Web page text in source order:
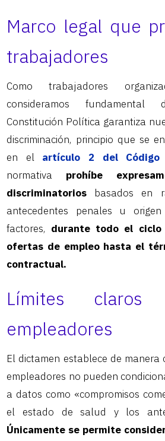
Marco legal que
trabajadores
Como trabajadores
consideramos
Constitución Política garantiza
discriminación, principio que se
en elartículo 2 del Código
normativa prohíbe
discriminatorios basados en
antecedentes penales u
factores, durante todo el
ofertas de empleo hasta el
contractual.
Límites
empleadores
El dictamen establece de
empleadores no pueden
a datos como «compromisos
el estado de salud y los
Únicamente se permite